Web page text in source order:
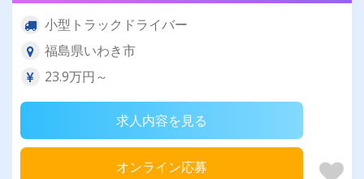
小型トラックドライバー
福島県いわき市
23.9万円～
求人内容を見る
オンライン応募